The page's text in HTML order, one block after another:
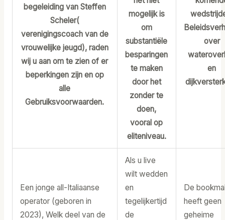
begeleiding van Steffen
Scheler(
verenigingscoach van de
vrouwelijke jeugd), raden
wij u aan om te zien of er
beperkingen zijn en op
alle
Gebruiksvoorwaarden.
mogelijk is
om
substantiële
besparingen
te maken
door het
zonder te
doen,
vooral op
eliteniveau.
over
en
Een jonge all-Italiaanse
operator (geboren in
2023), Welk deel van de
Als u live
wilt wedden
en
tegelijkertijd
de
De
heeft geen
geheime